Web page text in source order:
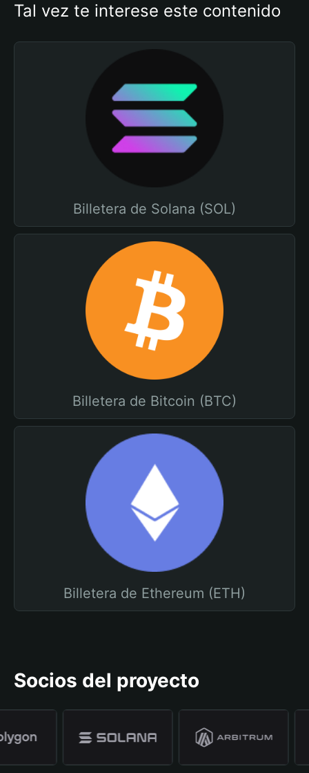
Tal vez te interese este contenido
Billetera de Solana (SOL)
Billetera de Bitcoin (BTC)
Billetera de Ethereum (ETH)
Socios del proyecto